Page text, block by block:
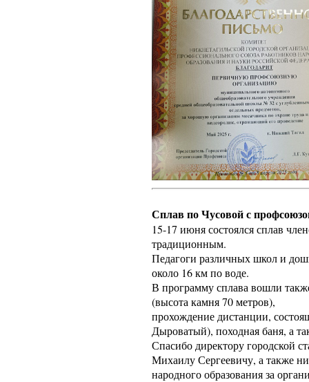
Сплав по Чусовой с
15-17 июня состоялся сплав
традиционным.
Педагоги различных школ и
около 16 км по воде.
В программу сплава вошли
(высота камня 70 метров),
прохождение дистанции,
Дыроватый), походная баня, а
Спасибо директору городской
Михаилу Сергеевичу, а также
народного образования за